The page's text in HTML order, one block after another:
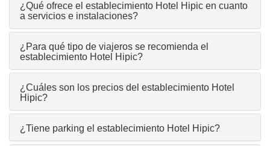
¿Qué ofrece el establecimiento Hotel Hipic en cuanto
a servicios e instalaciones?
¿Para qué tipo de viajeros se recomienda el
establecimiento Hotel Hipic?
¿Cuáles son los precios del establecimiento Hotel
Hipic?
¿Tiene parking el establecimiento Hotel Hipic?